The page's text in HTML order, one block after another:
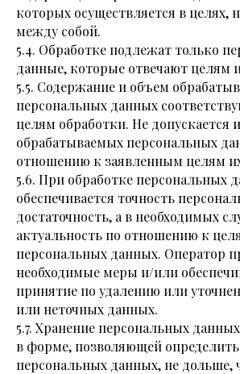
которых осуществляется в целях,
между собой.
5.4. Обработке подлежат только
данные, которые отвечают целям
5.5. Содержание и объем
персональных данных
целям обработки. Не допускается
обрабатываемых персональных
отношению к заявленным целям
5.6. При обработке персональных
обеспечивается точность
достаточность, а в необходимых
актуальность по отношению к
персональных данных. Оператор
необходимые меры и/или
принятие по удалению или
или неточных данных.
5.7. Хранение персональных
в форме, позволяющей определить
персональных данных, не дольше,